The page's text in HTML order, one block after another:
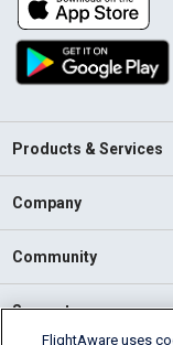
Products & Services
Company
Community
Support
FlightAware uses